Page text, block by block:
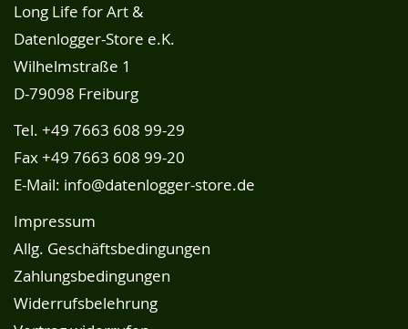
Long Life for Art &
Datenlogger-Store e.K.
Wilhelmstraße 1
D-79098 Freiburg
Tel. +49 7663 608 99-29
Fax +49 7663 608 99-20
E-Mail: info@datenlogger-store.de
Impressum
Allg. Geschäftsbedingungen
Zahlungsbedingungen
Widerrufsbelehrung